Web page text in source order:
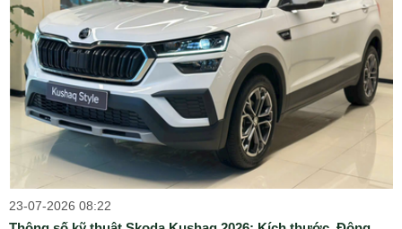
23-07-2026 08:22